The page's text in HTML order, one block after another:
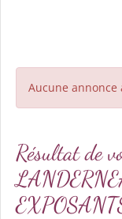
Aucune annonce
Résultat de